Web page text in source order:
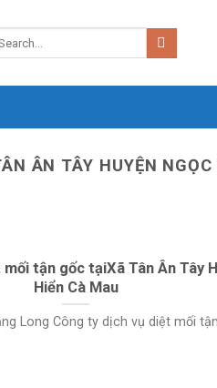
ÂN TÂY HUYỆN
tận gốc tạiXã Tân Ân Tây
Hiển Cà Mau
Long Công ty dịch vụ diệt mối tận